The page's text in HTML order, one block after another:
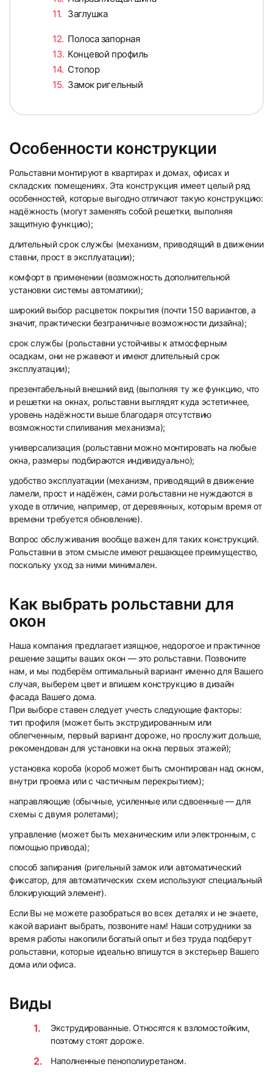
85
87 88
89 90
91
93
95 96
97
Заглушка
Полоса запорная
Концевой профиль
Стопор
Замок ригельный
Особенности конструкции
Рольставни монтируют в квартирах и домах, офисах и
складских помещениях. Эта конструкция имеет целый ряд
особенностей, которые выгодно отличают такую конструкцию:
надёжность (могут заменять собой решетки, выполняя
защитную функцию);
длительный срок службы (механизм, приводящий в движении
ставни, прост в эксплуатации);
комфорт в применении (возможность дополнительной
установки системы автоматики);
широкий выбор расцветок покрытия (почти 150 вариантов, а
значит, практически безграничные возможности дизайна);
срок службы (рольставни устойчивы к атмосферным
осадкам, они не ржавеют и имеют длительный срок
эксплуатации);
презентабельный внешний вид (выполняя ту же функцию, что
и решетки на окнах, рольставни выглядят куда эстетичнее,
уровень надёжности выше благодаря отсутствию
возможности спиливания механизма);
универсализация (рольставни можно монтировать на любые
окна, размеры подбираются индивидуально);
удобство эксплуатации (механизм, приводящий в движение
ламели, прост и надёжен, сами рольставни не нуждаются в
уходе в отличие, например, от деревянных, которым время от
времени требуется обновление).
Вопрос обслуживания вообще важен для таких конструкций.
Рольставни в этом смысле имеют решающее преимущество,
поскольку уход за ними минимален.
Как выбрать рольставни для
окон
Наша компания предлагает изящное, недорогое и практичное
решение защиты ваших окон — это рольставни. Позвоните
нам, и мы подберём оптимальный вариант именно для Вашего
случая, выберем цвет и впишем конструкцию в дизайн
фасада Вашего дома.
При выборе ставен следует учесть следующие факторы:
тип профиля (может быть экструдированным или
облегченным, первый вариант дороже, но прослужит дольше,
рекомендован для установки на окна первых этажей);
установка короба (короб может быть смонтирован над окном,
внутри проема или с частичным перекрытием);
направляющие (обычные, усиленные или сдвоенные — для
схемы с двумя ролетами);
управление (может быть механическим или электронным, с
помощью привода);
способ запирания (ригельный замок или автоматический
фиксатор, для автоматических схем используют специальный
блокирующий элемент).
Если Вы не можете разобраться во всех деталях и не знаете,
какой вариант выбрать, позвоните нам! Наши сотрудники за
время работы накопили богатый опыт и без труда подберут
рольставни, которые идеально впишутся в экстерьер Вашего
дома или офиса.
Виды
Экструдированные. Относятся к взломостойким,
поэтому стоят дороже.
Наполненные пенополиуретаном.